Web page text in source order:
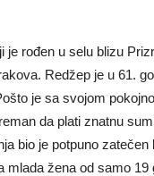
je rođen u selu blizu
Redžep je u 61.
je sa svojom
da plati znatnu
bio je potpuno
mlada žena od samo 19